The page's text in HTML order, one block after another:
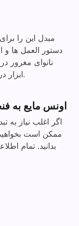
مبدل این را
دستور العمل ها و
نانوای مغرور
ابزار در وقت و انرژی شما صرفه جویی می کند.
اونس مایع به
اگر اغلب نیاز به
ممکن است بخواهید
بدانید. تمام